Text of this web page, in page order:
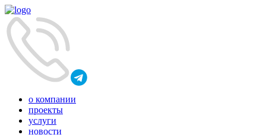
о компании
проекты
услуги
новости